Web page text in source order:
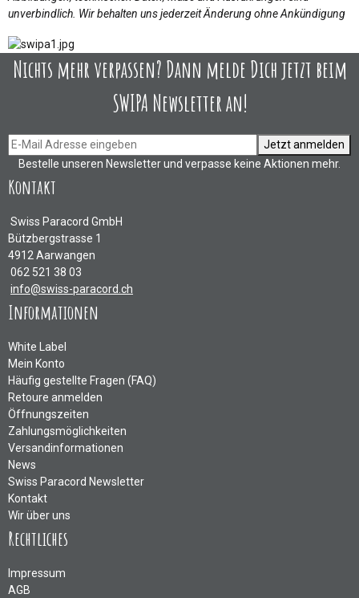
unverbindlich. Wir behalten uns jederzeit Änderung ohne Ankündigung
Nichts mehr verpassen? Dann melde Dich jetzt beim
SWIPA Newsletter an!
Jetzt anmelden
Bestelle unseren Newsletter und verpasse keine Aktionen mehr.
Kontakt
Swiss Paracord GmbH
Bützbergstrasse 1
4912 Aarwangen
062 521 38 03
info@swiss-paracord.ch
Informationen
White Label
Mein Konto
Häufig gestellte Fragen (FAQ)
Retoure anmelden
Öffnungszeiten
Zahlungsmöglichkeiten
Versandinformationen
News
Swiss Paracord Newsletter
Kontakt
Wir über uns
Rechtliches
Impressum
AGB